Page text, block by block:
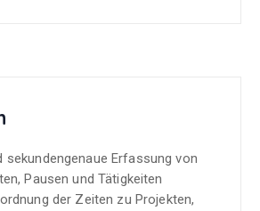
sekundengenaue Erfassung von
Pausen und Tätigkeiten
der Zeiten zu Projekten,